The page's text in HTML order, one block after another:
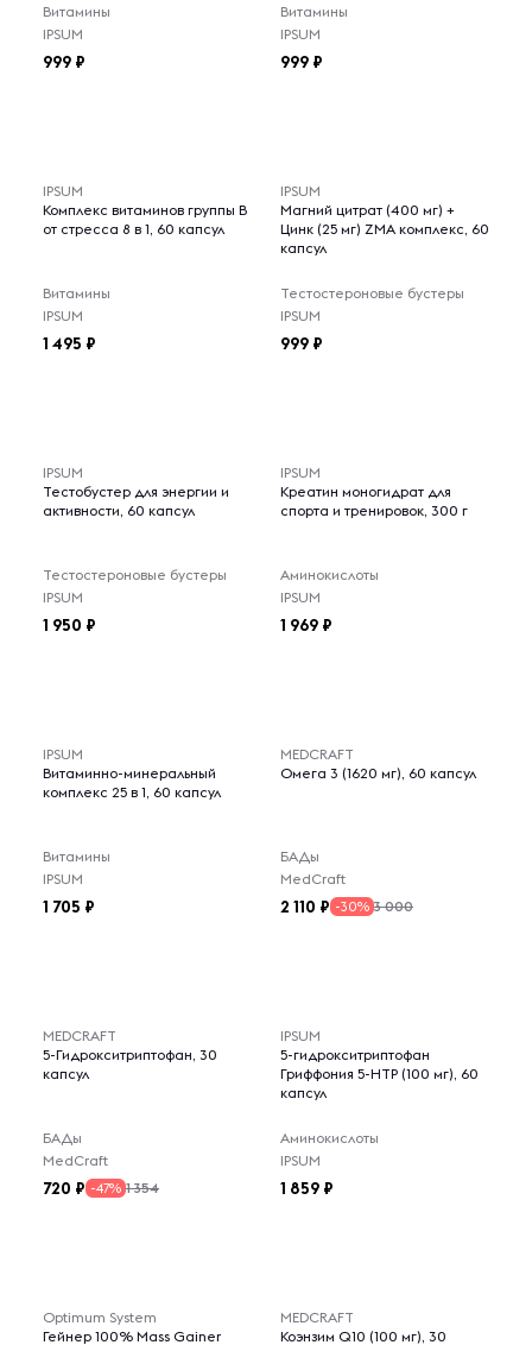
Витамины
IPSUM
999
Витамины
IPSUM
999
IPSUM
Комплекс витаминов группы B
от стресса 8 в 1, 60 капсул
Витамины
IPSUM
1 495
IPSUM
Магний цитрат (400 мг) +
Цинк (25 мг) ZMA комплекс, 60
капсул
Тестостероновые бустеры
IPSUM
999
IPSUM
Тестобустер для энергии и
активности, 60 капсул
Тестостероновые бустеры
IPSUM
1 950
IPSUM
Креатин моногидрат для
спорта и тренировок, 300 г
Аминокислоты
IPSUM
1 969
IPSUM
Витаминно-минеральный
комплекс 25 в 1, 60 капсул
Витамины
IPSUM
1 705
MEDCRAFT
Омега 3 (1620 мг), 60 капсул
БАДы
MedCraft
2 110 -30% 3 000
MEDCRAFT
5-Гидрокситриптофан, 30
капсул
БАДы
MedCraft
720 -47% 1 354
IPSUM
5-гидрокситриптофан
Гриффония 5-НТР (100 мг), 60
капсул
Аминокислоты
IPSUM
1 859
Optimum System
Гейнер 100% Mass Gainer
MEDCRAFT
Коэнзим Q10 (100 мг), 30